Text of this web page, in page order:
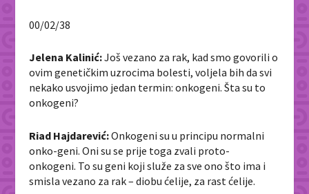
00/02/38
Jelena Kalinić:Još vezano za rak, kad smo govorili o
ovim genetičkim uzrocima bolesti, voljela bih da svi
nekako usvojimo jedan termin: onkogeni. Šta su to
onkogeni?
Riad Hajdarević:Onkogeni su u principu normalni
onko-geni. Oni su se prije toga zvali proto-
onkogeni. To su geni koji služe za sve ono što ima i
smisla vezano za rak – diobu ćelije, za rast ćelije.